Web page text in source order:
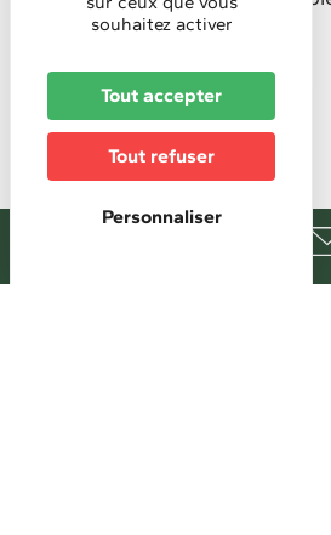
Concert
Horaires
Horaires d'accueil :
15h
Tarifs
souhaitez activer
Tout accepter
Tout refuser
Personnaliser